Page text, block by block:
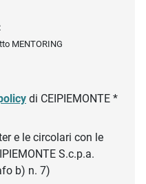
MENTORING
di CEIPIEMONTE *
e le circolari con le
S.c.p.a.
b) n. 7)